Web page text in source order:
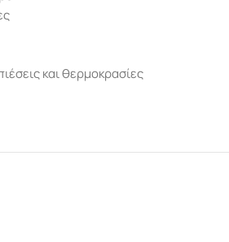
και θερμοκρασίες